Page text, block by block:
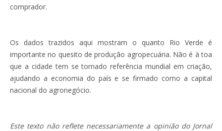
comprador.
Os dados trazidos aqui mostram o quanto Rio Verde é
importante no quesito de produção agropecuária. Não é à toa
que a cidade tem se tornado referência mundial em criação,
ajudando a economia do país e se firmado como a capital
nacional do agronegócio.
Este texto não reflete necessariamente a opinião do Jornal